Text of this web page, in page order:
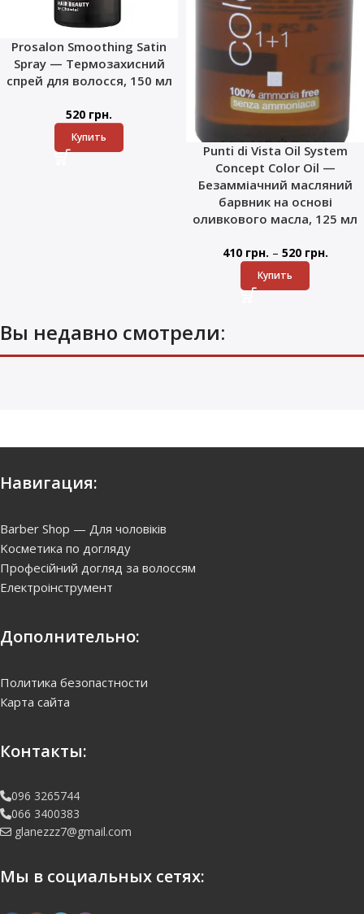
Prosalon Smoothing Satin
Spray — Термозахисний
спрей для волосся, 150 мл
520 грн.
Купить
Punti di Vista Oil System
Concept Color Oil —
Безамміачний масляний
барвник на основі
оливкового масла, 125 мл
410 грн. – 520 грн.
Купить
Вы недавно смотрели:
Навигация:
Barber Shop — Для чоловіків
Kосметика по догляду
Професійний догляд за волоссям
Електроінструмент
Дополнительно:
Политика безопастности
Карта сайта
Контакты:
096 3265744
066 3400383
glanezzz7@gmail.com
Мы в социальных сетях: